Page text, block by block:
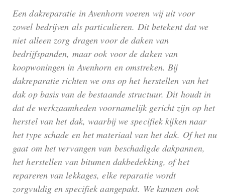
Een dakreparatie in Avenhorn voeren wij uit voor
zowel bedrijven als particulieren. Dit betekent dat we
niet alleen zorg dragen voor de daken van
bedrijfspanden, maar ook voor de daken van
koopwoningen in Avenhorn en omstreken. Bij
dakreparatie richten we ons op het herstellen van het
dak op basis van de bestaande structuur. Dit houdt in
dat de werkzaamheden voornamelijk gericht zijn op het
herstel van het dak, waarbij we specifiek kijken naar
het type schade en het materiaal van het dak. Of het nu
gaat om het vervangen van beschadigde dakpannen,
het herstellen van bitumen dakbedekking, of het
repareren van lekkages, elke reparatie wordt
zorgvuldig en specifiek aangepakt. We kunnen ook